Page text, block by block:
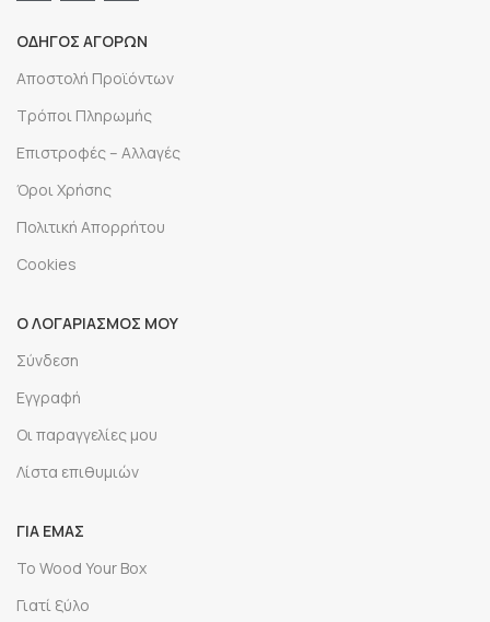
ΟΔΗΓΟΣ ΑΓΟΡΩΝ
Αποστολή Προϊόντων
Τρόποι Πληρωμής
Επιστροφές – Αλλαγές
Όροι Χρήσης
Πολιτική Απορρήτου
Cookies
Ο ΛΟΓΑΡΙΑΣΜΟΣ ΜΟΥ
Σύνδεση
Εγγραφή
Οι παραγγελίες μου
Λίστα επιθυμιών
ΓΙΑ ΕΜΆΣ
Το Wood Your Box
Γιατί ξύλο